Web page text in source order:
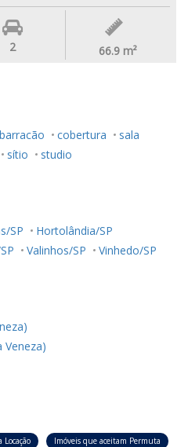
2 66.9 m²
barracão cobertura
sala
sítio studio
SP
Hortolândia/SP
Valinhos/SP Vinhedo/SP
Veneza)
Locação Imóveis que aceitam Permuta